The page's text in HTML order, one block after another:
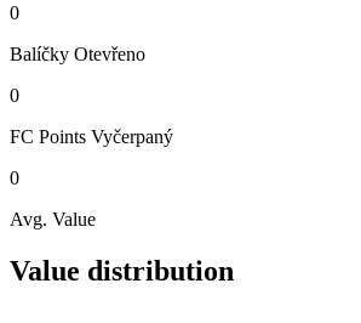
0
Balíčky Otevřeno
0
FC Points Vyčerpaný
0
Avg. Value
Value distribution